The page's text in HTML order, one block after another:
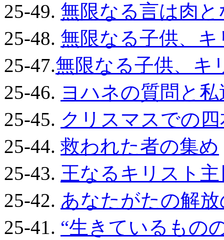
25-49. 無限なる言は肉
25-48. 無限なる子供、
25-47.無限なる子供、
25-46. ヨハネの質問と
25-45. クリスマスでの
25-44.救われた者の集め
25-43. 王なるキリスト主
25-42. あなたがたの解
25-41. “生きているもの